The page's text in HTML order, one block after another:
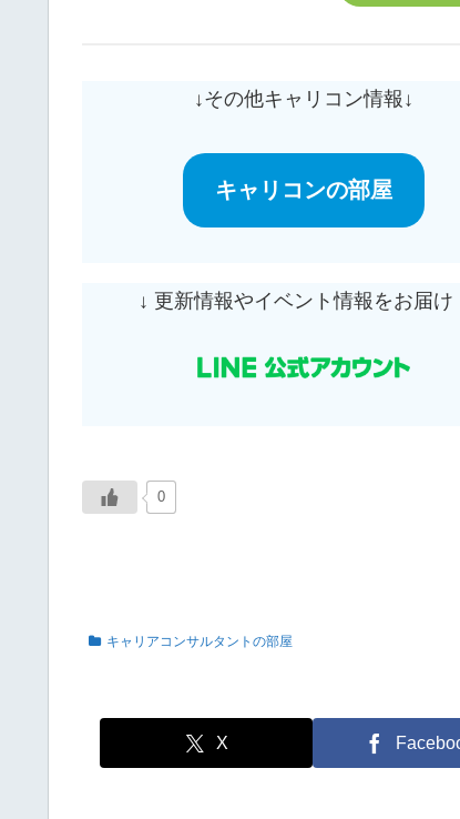
↓その他キャリコン情報↓
キャリコンの部屋
↓ 更新情報やイベント情報をお届け
0
キャリアコンサルタントの部屋
X